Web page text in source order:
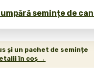
semințe de
și un pachet de semințe
în coș →